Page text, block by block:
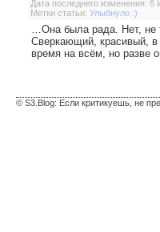
Дата последнего изменения: 6
Метки статьи: Улыбнуло :)
…Она была рада. Нет,
Сверкающий, красивый, в
время на всём, но разве
© S3.Blog: Если критикуешь, не